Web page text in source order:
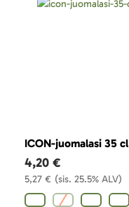
ICON-juomalasi 35 cl
(sis. 25.5% ALV)
5,27 €
4,20 €